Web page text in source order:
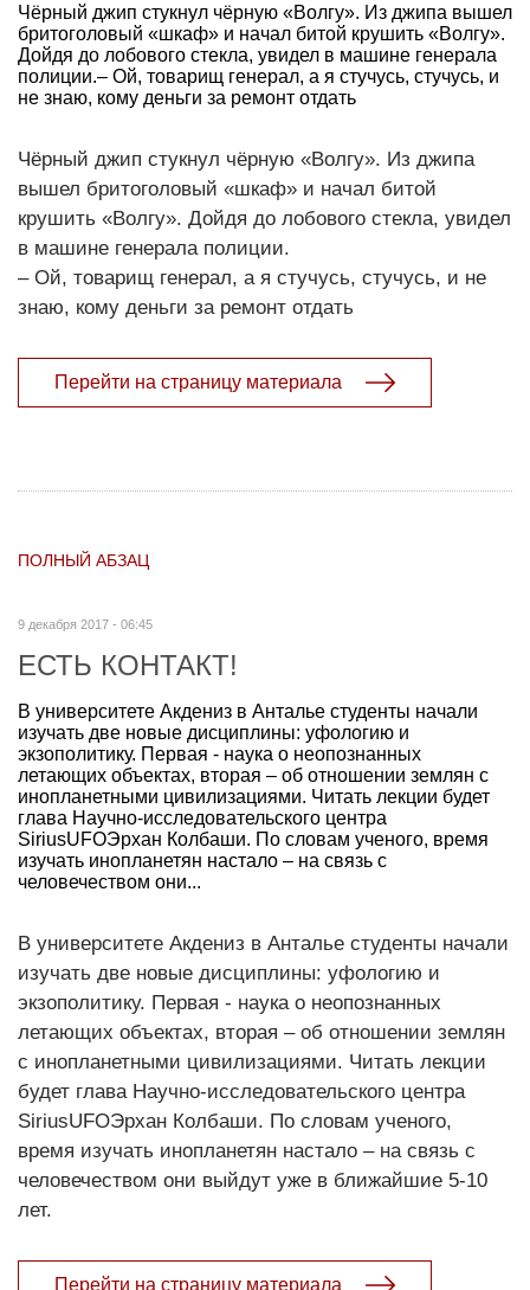
Чёрный джип стукнул чёрную «Волгу». Из джипа вышел
бритоголовый «шкаф» и начал битой крушить «Волгу».
Дойдя до лобового стекла, увидел в машине генерала
полиции.– Ой, товарищ генерал, а я стучусь, стучусь, и
не знаю, кому деньги за ремонт отдать
Чёрный джип стукнул чёрную «Волгу». Из джипа
вышел бритоголовый «шкаф» и начал битой
крушить «Волгу». Дойдя до лобового стекла, увидел
в машине генерала полиции.
– Ой, товарищ генерал, а я стучусь, стучусь, и не
знаю, кому деньги за ремонт отдать
Перейти на страницу материала
ПОЛНЫЙ АБЗАЦ
9 декабря 2017 - 06:45
ЕСТЬ КОНТАКТ!
В университете Акдениз в Анталье студенты начали
изучать две новые дисциплины: уфологию и
экзополитику. Первая - наука о неопознанных
летающих объектах, вторая – об отношении землян с
инопланетными цивилизациями. Читать лекции будет
глава Научно-исследовательского центра
SiriusUFOЭрхан Колбаши. По словам ученого, время
изучать инопланетян настало – на связь с
человечеством они...
В университете Акдениз в Анталье студенты начали
изучать две новые дисциплины: уфологию и
экзополитику. Первая - наука о неопознанных
летающих объектах, вторая – об отношении землян
с инопланетными цивилизациями. Читать лекции
будет глава Научно-исследовательского центра
SiriusUFOЭрхан Колбаши. По словам ученого,
время изучать инопланетян настало – на связь с
человечеством они выйдут уже в ближайшие 5-10
лет.
Перейти на страницу материала